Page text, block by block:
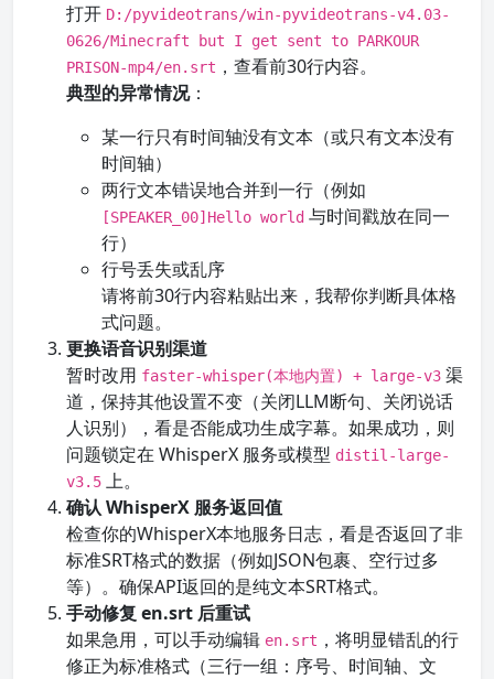
打开 D:/pyvideotrans/win-pyvideotrans-v4.03-
0626/Minecraft but I get sent to PARKOUR
PRISON-mp4/en.srt ，查看前30行内容。
典型的异常情况：
某一行只有时间轴没有文本（或只有文本没有
时间轴）
两行文本错误地合并到一行（例如
[SPEAKER_00]Hello world 与时间戳放在同一
行）
行号丢失或乱序
请将前30行内容粘贴出来，我帮你判断具体格
式问题。
更换语音识别渠道
暂时改用 faster-whisper(本地内置) + large-v3 渠
道，保持其他设置不变（关闭LLM断句、关闭说话
人识别），看是否能成功生成字幕。如果成功，则
问题锁定在 WhisperX 服务或模型 distil-large-
v3.5 上。
确认 WhisperX 服务返回值
检查你的WhisperX本地服务日志，看是否返回了非
标准SRT格式的数据（例如JSON包裹、空行过多
等）。确保API返回的是纯文本SRT格式。
手动修复 en.srt 后重试
如果急用，可以手动编辑 en.srt ，将明显错乱的行
修正为标准格式（三行一组：序号、时间轴、文